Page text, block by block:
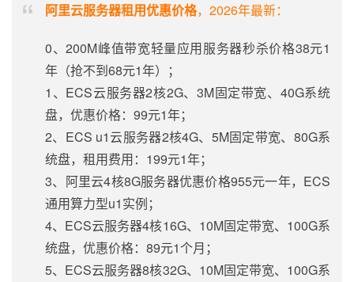
阿里云服务器租用优惠价格，2026年最新：
0、200M峰值带宽轻量应用服务器秒杀价格38元1
年（抢不到68元1年）；
1、ECS云服务器2核2G、3M固定带宽、40G系统
盘，优惠价格：99元1年；
2、ECS u1云服务器2核4G、5M固定带宽、80G系
统盘，租用费用：199元1年；
3、阿里云4核8G服务器优惠价格955元一年，ECS
通用算力型u1实例；
4、ECS云服务器4核16G、10M固定带宽、100G系
统盘，优惠价格：89元1个月；
5、ECS云服务器8核32G、10M固定带宽、100G系